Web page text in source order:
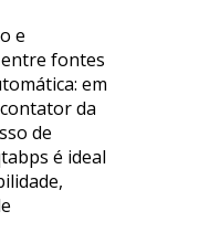
e
fontes
em
da
de
é ideal